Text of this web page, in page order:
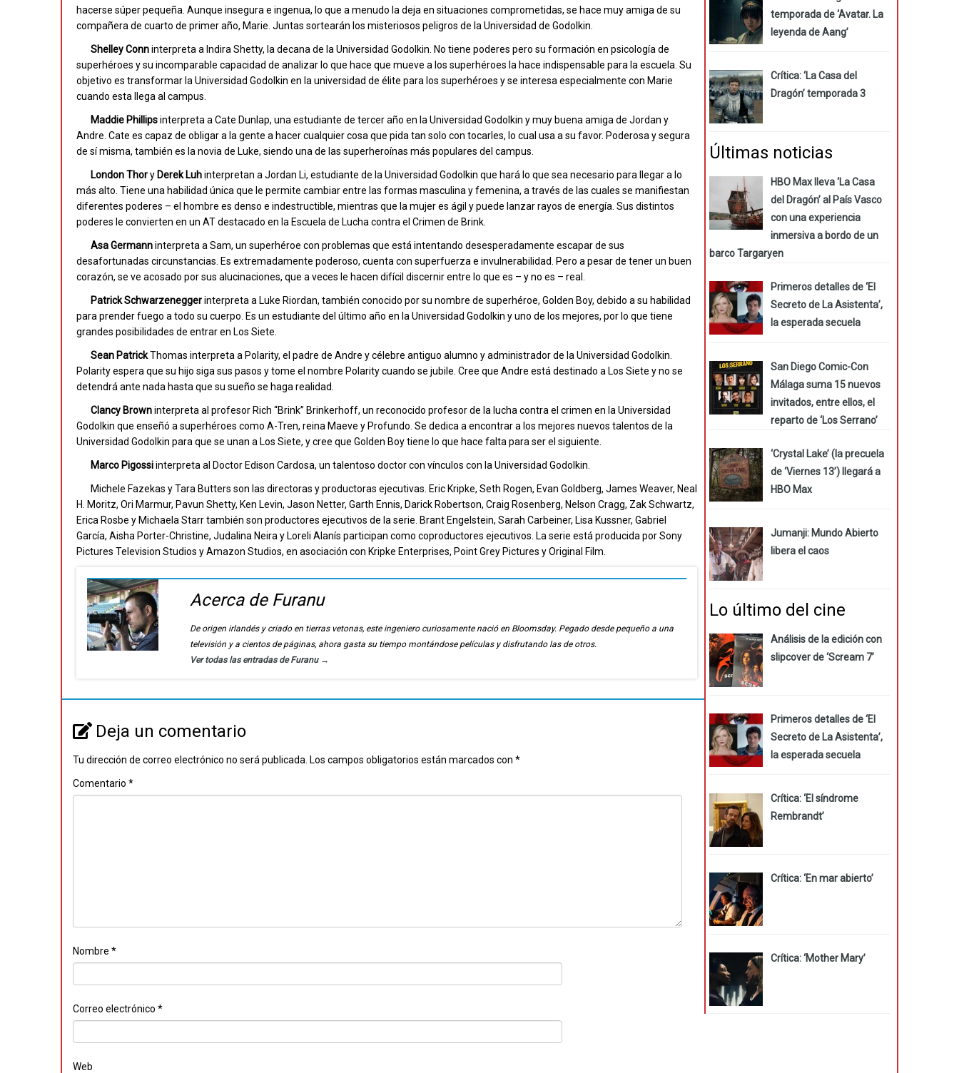
hacerse súper pequeña. Aunque insegura e ingenua, lo que a menudo la deja en situaciones comprometidas, se hace muy amiga de su
compañera de cuarto de primer año, Marie. Juntas sortearán los misteriosos peligros de la Universidad de Godolkin.
Shelley Conninterpreta a Indira Shetty, la decana de la Universidad Godolkin. No tiene poderes pero su formación en psicología de
superhéroes y su incomparable capacidad de analizar lo que hace que mueve a los superhéroes la hace indispensable para la escuela. Su
objetivo es transformar la Universidad Godolkin en la universidad de élite para los superhéroes y se interesa especialmente con Marie
cuando esta llega al campus.
Maddie Phillipsinterpreta a Cate Dunlap, una estudiante de tercer año en la Universidad Godolkin y muy buena amiga de Jordan y
Andre. Cate es capaz de obligar a la gente a hacer cualquier cosa que pida tan solo con tocarles, lo cual usa a su favor. Poderosa y segura
de sí misma, también es la novia de Luke, siendo una de las superheroínas más populares del campus.
London Thory Derek Luhinterpretan a Jordan Li, estudiante de la Universidad Godolkin que hará lo que sea necesario para llegar a lo
más alto. Tiene una habilidad única que le permite cambiar entre las formas masculina y femenina, a través de las cuales se manifiestan
diferentes poderes – el hombre es denso e indestructible, mientras que la mujer es ágil y puede lanzar rayos de energía. Sus distintos
poderes le convierten en un AT destacado en la Escuela de Lucha contra el Crimen de Brink.
Asa Germanninterpreta a Sam, un superhéroe con problemas que está intentando desesperadamente escapar de sus
desafortunadas circunstancias. Es extremadamente poderoso, cuenta con superfuerza e invulnerabilidad. Pero a pesar de tener un buen
corazón, se ve acosado por sus alucinaciones, que a veces le hacen difícil discernir entre lo que es – y no es – real.
Patrick Schwarzeneggerinterpreta a Luke Riordan, también conocido por su nombre de superhéroe, Golden Boy, debido a su habilidad
para prender fuego a todo su cuerpo. Es un estudiante del último año en la Universidad Godolkin y uno de los mejores, por lo que tiene
grandes posibilidades de entrar en Los Siete.
Sean PatrickThomas interpreta a Polarity, el padre de Andre y célebre antiguo alumno y administrador de la Universidad Godolkin.
Polarity espera que su hijo siga sus pasos y tome el nombre Polarity cuando se jubile. Cree que Andre está destinado a Los Siete y no se
detendrá ante nada hasta que su sueño se haga realidad.
Clancy Browninterpreta al profesor Rich “Brink” Brinkerhoff, un reconocido profesor de la lucha contra el crimen en la Universidad
Godolkin que enseñó a superhéroes como A-Tren, reina Maeve y Profundo. Se dedica a encontrar a los mejores nuevos talentos de la
Universidad Godolkin para que se unan a Los Siete, y cree que Golden Boy tiene lo que hace falta para ser el siguiente.
Marco Pigossiinterpreta al Doctor Edison Cardosa, un talentoso doctor con vínculos con la Universidad Godolkin.
Michele Fazekas y Tara Butters son las directoras y productoras ejecutivas. Eric Kripke, Seth Rogen, Evan Goldberg, James Weaver, Neal
H. Moritz, Ori Marmur, Pavun Shetty, Ken Levin, Jason Netter, Garth Ennis, Darick Robertson, Craig Rosenberg, Nelson Cragg, Zak Schwartz,
Erica Rosbe y Michaela Starr también son productores ejecutivos de la serie. Brant Engelstein, Sarah Carbeiner, Lisa Kussner, Gabriel
García, Aisha Porter-Christine, Judalina Neira y Loreli Alanís participan como coproductores ejecutivos. La serie está producida por Sony
Pictures Television Studios y Amazon Studios, en asociación con Kripke Enterprises, Point Grey Pictures y Original Film.
Acerca de Furanu
De origen irlandés y criado en tierras vetonas, este ingeniero curiosamente nació en Bloomsday. Pegado desde pequeño a una
televisión y a cientos de páginas, ahora gasta su tiempo montándose películas y disfrutando las de otros.
Ver todas las entradas de Furanu →
Deja un comentario
Tu dirección de correo electrónico no será publicada. Los campos obligatorios están marcados con *
Comentario *
Nombre *
Correo electrónico *
Web
temporada de ‘Avatar. La
leyenda de Aang’
Crítica: ‘La Casa del
Dragón’ temporada 3
Últimas noticias
HBO Max lleva ‘La Casa
del Dragón’ al País Vasco
con una experiencia
inmersiva a bordo de un
barco Targaryen
Primeros detalles de ‘El
Secreto de La Asistenta’,
la esperada secuela
San Diego Comic-Con
Málaga suma 15 nuevos
invitados, entre ellos, el
reparto de ‘Los Serrano’
‘Crystal Lake’ (la precuela
de ‘Viernes 13’) llegará a
HBO Max
Jumanji: Mundo Abierto
libera el caos
Lo último del cine
Análisis de la edición con
slipcover de ‘Scream 7’
Primeros detalles de ‘El
Secreto de La Asistenta’,
la esperada secuela
Crítica: ‘El síndrome
Rembrandt’
Crítica: ‘En mar abierto’
Crítica: ‘Mother Mary’